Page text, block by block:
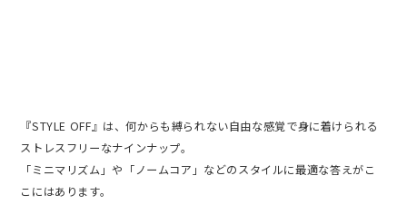
『STYLE OFF』は、何からも縛られない自由な感覚で身に着けられる
ストレスフリーなナインナップ。
「ミニマリズム」や「ノームコア」などのスタイルに最適な答えがこ
こにはあります。